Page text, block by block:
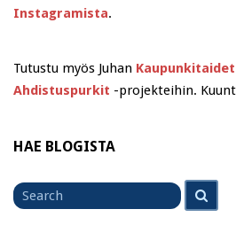
Instagramista.
Tutustu myös Juhan
Ahdistuspurkit -projekteihin.
HAE BLOGISTA
Search
for